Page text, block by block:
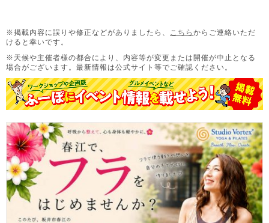
※掲載内容に誤りや修正などがありましたら、 こちら からご連絡いただ
けると幸いです。
※天候や主催者様の都合により、内容等が変更または開催が中止となる
場合がございます。 最新情報は公式サイト等でご確認ください。